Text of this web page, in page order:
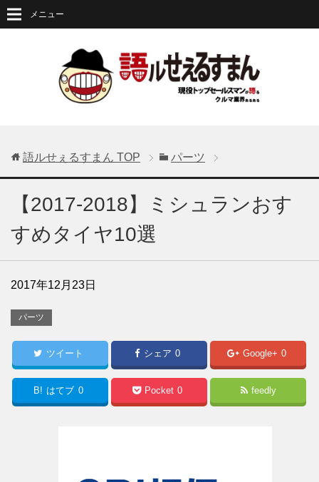
メニュー
語ルせぇるすまん TOP パーツ
【2017-2018】ミシュランおす
すめタイヤ10選
2017年12月23日
パーツ
ツイート シェア 0 Google+ 0
B! はてブ 0 Pocket 0 feedly